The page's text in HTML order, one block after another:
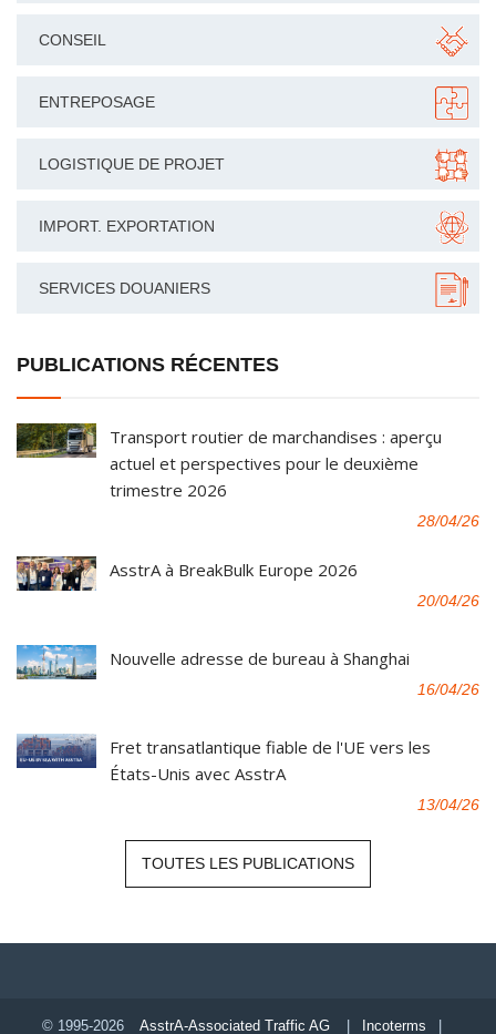
CONSEIL
ENTREPOSAGE
LOGISTIQUE DE PROJET
IMPORT. EXPORTATION
SERVICES DOUANIERS
PUBLICATIONS RÉCENTES
Transport routier de marchandises : aperçu
actuel et perspectives pour le deuxième
trimestre 2026
28/04/26
AsstrA à BreakBulk Europe 2026
20/04/26
Nouvelle adresse de bureau à Shanghai
16/04/26
Fret transatlantique fiable de l'UE vers les
États-Unis avec AsstrA
13/04/26
TOUTES LES PUBLICATIONS
© 1995-2026 AsstrA-Associated Traffic AG Incoterms